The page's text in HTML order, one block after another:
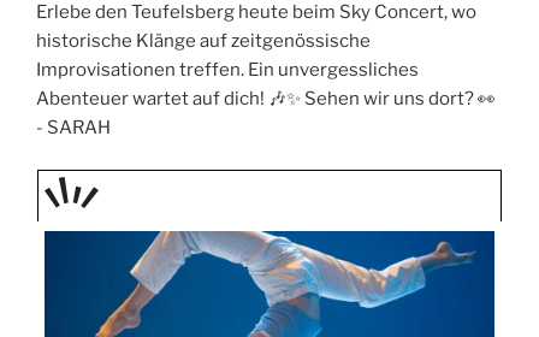
Erlebe den Teufelsberg heute beim Sky Concert, wo
historische Klänge auf zeitgenössische
Improvisationen treffen. Ein unvergessliches
Abenteuer wartet auf dich! 🎶✨ Sehen wir uns dort? 👀
- SARAH
TAGE